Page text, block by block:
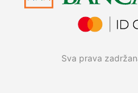
Sva prava